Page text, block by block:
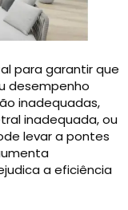
para garantir que
desempenho
inadequadas,
inadequada, ou
levar a pontes
a eficiência